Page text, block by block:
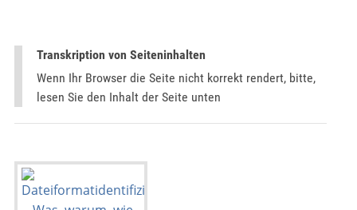
Transkription von Seiteninhalten
Wenn Ihr Browser die Seite nicht korrekt rendert, bitte,
lesen Sie den Inhalt der Seite unten